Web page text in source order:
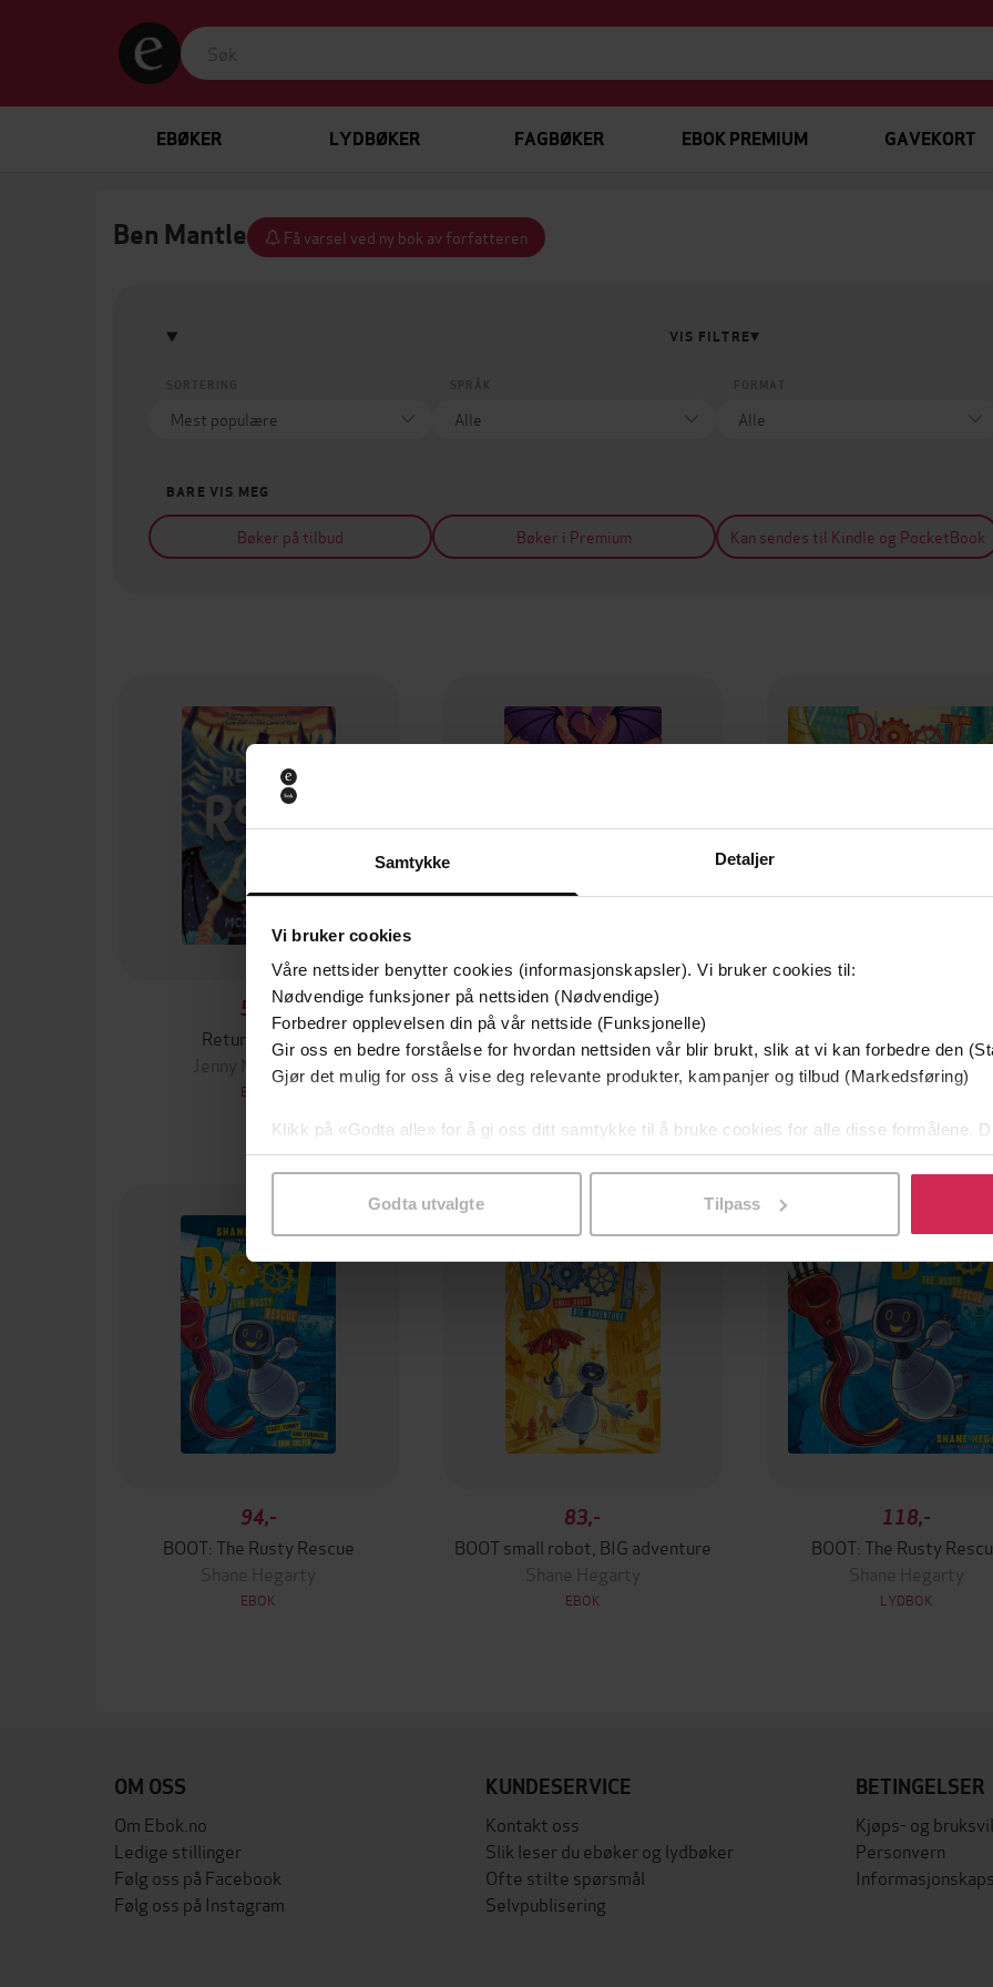
Samtykke Detaljer
Vi bruker cookies
Våre nettsider benytter cookies (informasjonskapsler). Vi bruker cookies til:
Nødvendige funksjoner på nettsiden (Nødvendige)
Forbedrer opplevelsen din på vår nettside (Funksjonelle)
Gir oss en bedre forståelse for hvordan nettsiden vår blir brukt, slik at vi kan forbedre den
Gjør det mulig for oss å vise deg relevante produkter, kampanjer og tilbud (Markedsføring)
Klikk på «Godta alle» for å gi oss ditt samtykke til å bruke cookies for alle disse formålene.
samtykke til spesifikke formål ved å klikke på «Tilpass». Du kan når som helst trekke
Godta utvalgte Tilpass
EBØKER LYDBØKER FAGBØKER EBOK PREMIUM GAVEKORT
Ben Mantle Få varsel ved ny bok av forfatteren
VIS FILTRE
BARE VIS MEG
Bøker på tilbud Bøker i Premium Kan sendes til Kindle og PocketBook
51,-
Return to Roar
Jenny McLachlan
EBOK
51,-
The Battle for Roar
Jenny McLachlan
BOOT: The Creaky
Shane Hegarty
94,-
BOOT: The Rusty Rescue
Shane Hegarty
EBOK
83,-
BOOT small robot, BIG adventure
Shane Hegarty
EBOK
118,-
BOOT: The Rusty
Shane Hegarty
LYDBOK
OM OSS
Om Ebok.no
Ledige stillinger
Følg oss på Facebook
Følg oss på Instagram
KUNDESERVICE
Kontakt oss
Slik leser du ebøker og lydbøker
Ofte stilte spørsmål
Selvpublisering
BETINGELSER
Kjøps- og
Personvern